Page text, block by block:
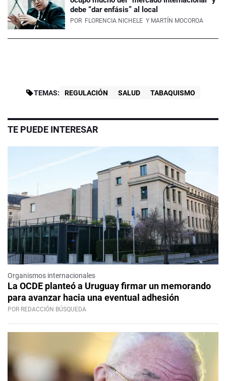
debe “dar enfásis” al local
POR FLORENCIA NICHELE Y MARTÍN MOCOROA
TEMAS: REGULACIÓN SALUD TABAQUISMO
TE PUEDE INTERESAR
Organismos internacionales
La OCDE planteó a Uruguay firmar un memorando
para avanzar hacia una eventual adhesión
POR REDACCIÓN BÚSQUEDA